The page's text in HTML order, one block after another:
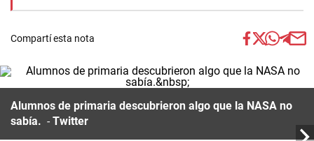
Compartí esta nota
Alumnos de primaria descubrieron algo que la NASA no
sabía.
Twitter